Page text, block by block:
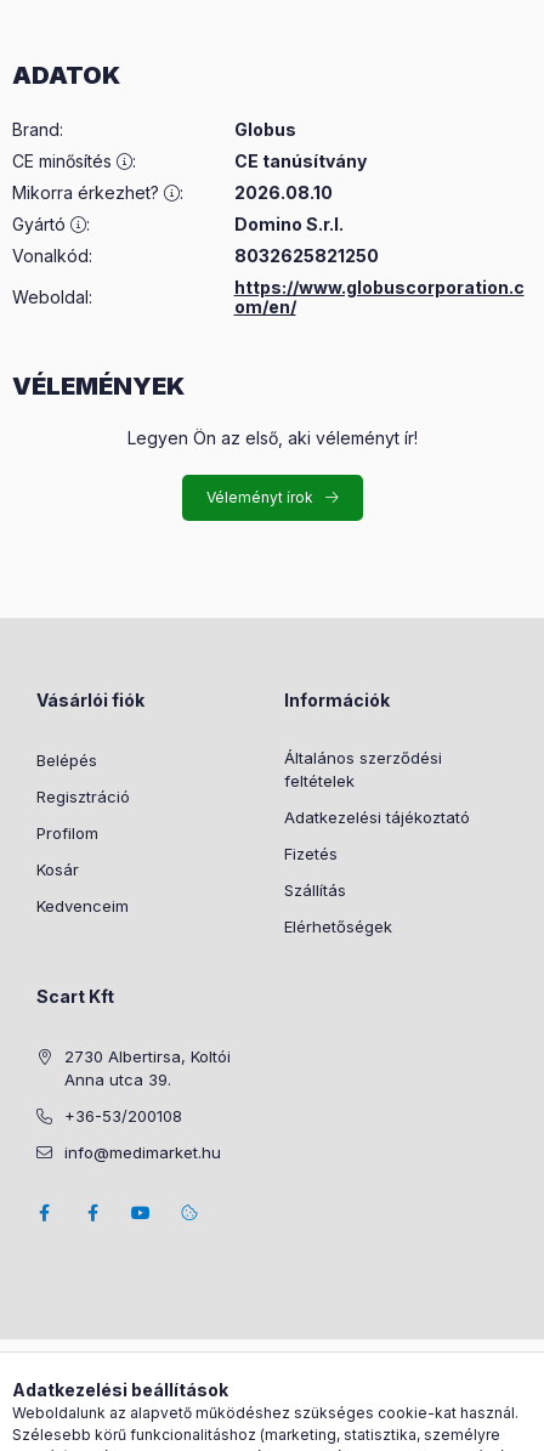
ADATOK
Brand:
Globus
CE minősítés
:
CE tanúsítvány
Mikorra érkezhet?
:
2026.08.10
Gyártó
:
Domino S.r.l.
Vonalkód:
8032625821250
Weboldal:
https://www.globuscorporation.c
om/en/
VÉLEMÉNYEK
Legyen Ön az első, aki véleményt ír!
Véleményt írok
Vásárlói fiók
Belépés
Regisztráció
Profilom
Kosár
Kedvenceim
Információk
Általános szerződési
feltételek
Adatkezelési tájékoztató
Fizetés
Szállítás
Elérhetőségek
Scart Kft
2730 Albertirsa, Koltói
Anna utca 39.
+36-53/200108
info@medimarket.hu
Adatkezelési beállítások
Weboldalunk az alapvető működéshez szükséges cookie-kat használ.
Szélesebb körű funkcionalitáshoz (marketing, statisztika, személyre